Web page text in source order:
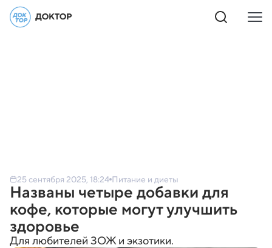
25 сентября 2025, 18:24 Питание и диеты
Названы четыре добавки для
кофе, которые могут улучшить
здоровье
Для любителей ЗОЖ и экзотики.